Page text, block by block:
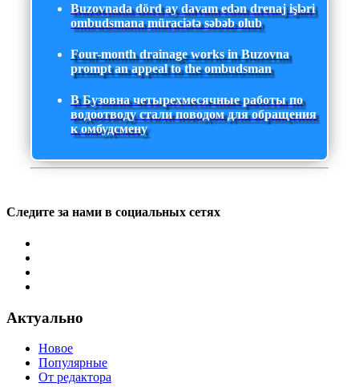
Buzovnada dörd ay davam edən drenaj işləri
ombudsmana müraciətə səbəb olub
Four-month drainage works in Buzovna
prompt an appeal to the ombudsman
В Бузовна четырехмесячные работы по
водоотводу стали поводом для обращения
к омбудсмену
Следите за нами в социальных сетях
Актуально
Новое
Популярные
От редактора